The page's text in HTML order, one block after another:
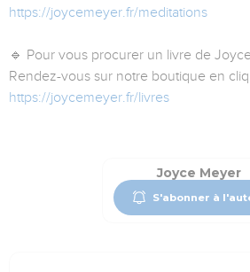
https://joycemeyer.fr/meditations
🔹 Pour vous procurer un livre de Joyce
Rendez-vous sur notre boutique en
https://joycemeyer.fr/livres
Joyce Meyer
S'abonner à